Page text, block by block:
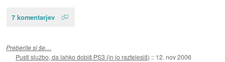
7 komentarjev
Preberite si še…
Pusti službo, da lahko dobiš PS3 (in jo raztelesiš) :: 12. nov 2006